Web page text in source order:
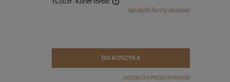
sprawdź formy dostawy
DO KOSZYKA
DODAJ DO PRZECHOWALNI